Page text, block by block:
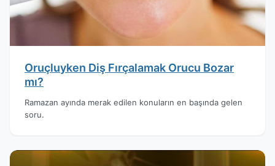
Oruçluyken Diş Fırçalamak Orucu Bozar
mı?
Ramazan ayında merak edilen konuların en başında gelen
soru.